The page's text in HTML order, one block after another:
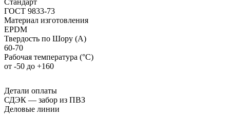
ГОСТ 9833-73
Материал изготовления
EPDM
Твердость по Шору (А)
60-70
Рабочая температура (°С)
от -50 до +160
Детали оплаты
СДЭК — забор из ПВЗ
Деловые линии